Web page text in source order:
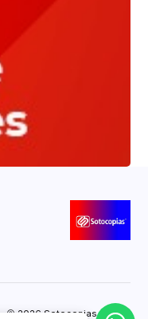
2026 Sotocopias Online.